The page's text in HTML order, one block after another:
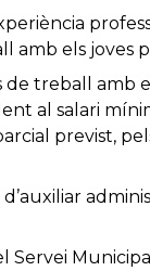
amb els joves
de treball amb
al salari
previst,
Servei